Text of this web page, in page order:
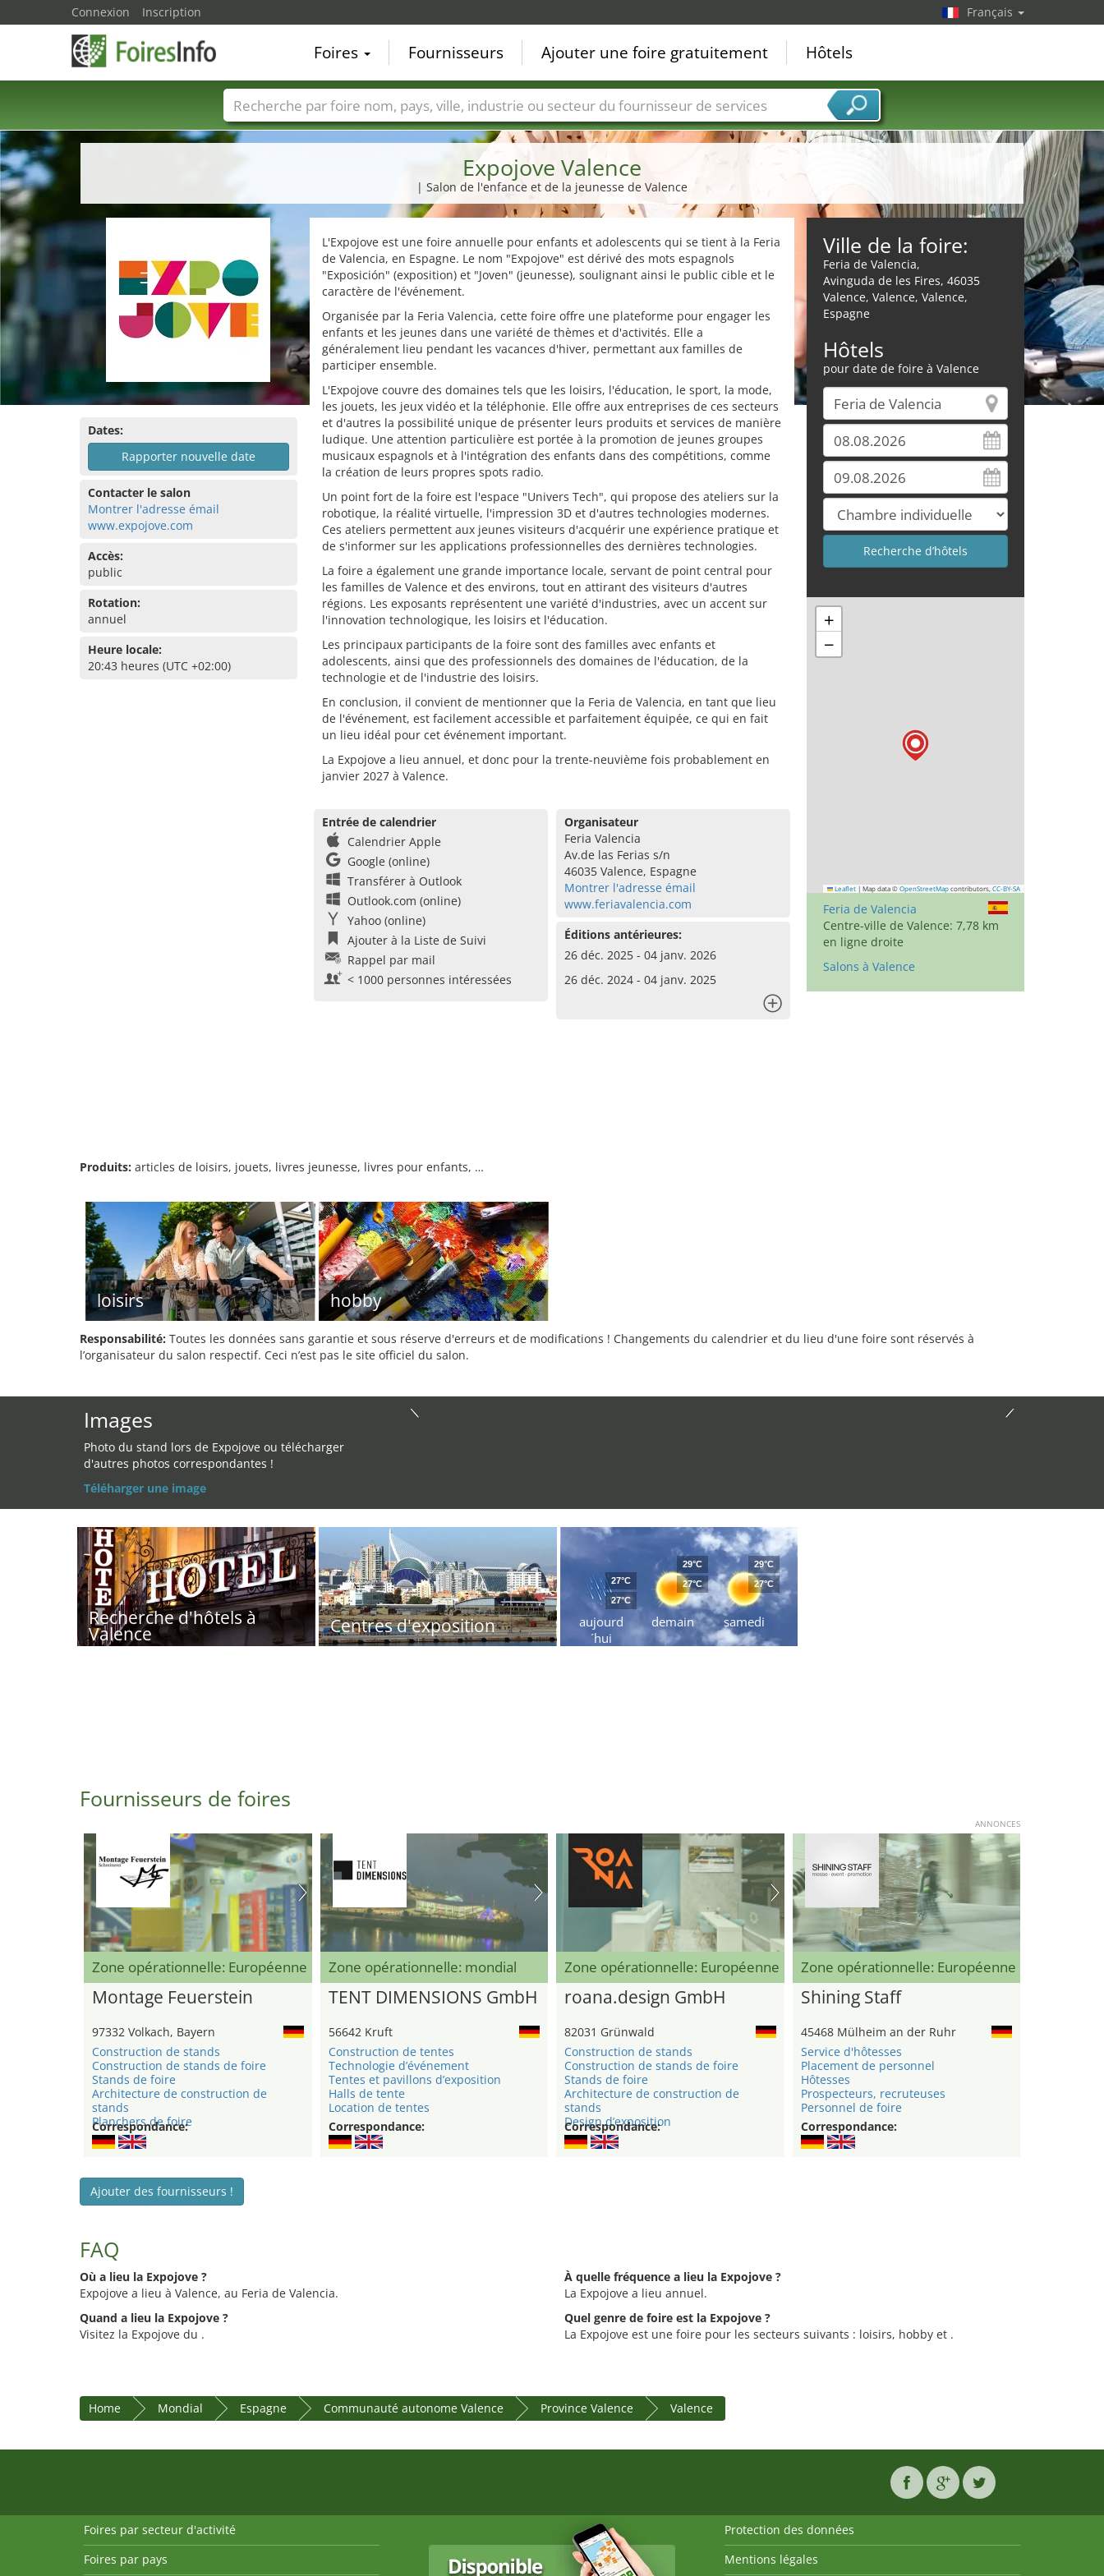
Expojove Valence
| Salon de l'enfance et de la jeunesse de Valence
Dates:
Rapporter nouvelle date
Contacter le salon
Montrer l'adresse émail
www.expojove.com
Accès:
public
Rotation:
annuel
Heure locale:
20:43 heures (UTC +02:00)
L'Expojove est une foire annuelle pour enfants et adolescents qui se tient à la Feria
de Valencia, en Espagne. Le nom "Expojove" est dérivé des mots espagnols
"Exposición" (exposition) et "Joven" (jeunesse), soulignant ainsi le public cible et le
caractère de l'événement.
Organisée par la Feria Valencia, cette foire offre une plateforme pour engager les
enfants et les jeunes dans une variété de thèmes et d'activités. Elle a
généralement lieu pendant les vacances d'hiver, permettant aux familles de
participer ensemble.
L'Expojove couvre des domaines tels que les loisirs, l'éducation, le sport, la mode,
les jouets, les jeux vidéo et la téléphonie. Elle offre aux entreprises de ces secteurs
et d'autres la possibilité unique de présenter leurs produits et services de manière
ludique. Une attention particulière est portée à la promotion de jeunes groupes
musicaux espagnols et à l'intégration des enfants dans des compétitions, comme
la création de leurs propres spots radio.
Un point fort de la foire est l'espace "Univers Tech", qui propose des ateliers sur la
robotique, la réalité virtuelle, l'impression 3D et d'autres technologies modernes.
Ces ateliers permettent aux jeunes visiteurs d'acquérir une expérience pratique et
de s'informer sur les applications professionnelles des dernières technologies.
La foire a également une grande importance locale, servant de point central pour
les familles de Valence et des environs, tout en attirant des visiteurs d'autres
régions. Les exposants représentent une variété d'industries, avec un accent sur
l'innovation technologique, les loisirs et l'éducation.
Les principaux participants de la foire sont des familles avec enfants et
adolescents, ainsi que des professionnels des domaines de l'éducation, de la
technologie et de l'industrie des loisirs.
En conclusion, il convient de mentionner que la Feria de Valencia, en tant que lieu
de l'événement, est facilement accessible et parfaitement équipée, ce qui en fait
un lieu idéal pour cet événement important.
La Expojove a lieu annuel, et donc pour la trente-neuvième fois probablement en
janvier 2027 à Valence.
Entrée de calendrier
Calendrier Apple
Google (online)
Transférer à Outlook
Outlook.com (online)
Yahoo (online)
Ajouter à la Liste de Suivi
Rappel par mail
< 1000 personnes intéressées
Organisateur
Feria Valencia
Av.de las Ferias s/n
46035 Valence, Espagne
Montrer l'adresse émail
www.feriavalencia.com
Éditions antérieures:
26 déc. 2025 - 04 janv. 2026
26 déc. 2024 - 04 janv. 2025
Ville de la foire:
Feria de Valencia,
Avinguda de les Fires, 46035
Valence, Valence, Valence,
Espagne
Hôtels
pour date de foire à Valence
+
−
Leaflet | Map data © OpenStreetMap contributors, CC-BY-SA
Feria de Valencia
Centre-ville de Valence: 7,78 km
en ligne droite
Salons à Valence
Produits: articles de loisirs, jouets, livres jeunesse, livres pour enfants, …
loisirs hobby
Responsabilité: Toutes les données sans garantie et sous réserve d'erreurs et de modifications ! Changements du calendrier et du lieu d'une foire sont réservés à
l’organisateur du salon respectif. Ceci n’est pas le site officiel du salon.
Images
Photo du stand lors de Expojove ou télécharger
d'autres photos correspondantes !
Téléharger une image
Recherche d'hôtels à
Valence Centres d'exposition
aujourd
´hui
27°C
27°C
demain
29°C
27°C
samedi
29°C
27°C
Fournisseurs de foires
ANNONCES
Zone opérationnelle: Européenne
Montage Feuerstein
97332 Volkach, Bayern
Construction de stands
Construction de stands de foire
Stands de foire
Architecture de construction de
stands
Planchers de foire
Correspondance:
Zone opérationnelle: mondial
TENT DIMENSIONS GmbH
56642 Kruft
Construction de tentes
Technologie d’événement
Tentes et pavillons d’exposition
Halls de tente
Location de tentes
Correspondance:
Zone opérationnelle: Européenne
roana.design GmbH
82031 Grünwald
Construction de stands
Construction de stands de foire
Stands de foire
Architecture de construction de
stands
Design d’exposition
Correspondance:
Zone opérationnelle: Européenne
Shining Staff
45468 Mülheim an der Ruhr
Service d'hôtesses
Placement de personnel
Hôtesses
Prospecteurs, recruteuses
Personnel de foire
Correspondance:
Ajouter des fournisseurs !
FAQ
Où a lieu la Expojove ?
Expojove a lieu à Valence, au Feria de Valencia.
Quand a lieu la Expojove ?
Visitez la Expojove du .
À quelle fréquence a lieu la Expojove ?
La Expojove a lieu annuel.
Quel genre de foire est la Expojove ?
La Expojove est une foire pour les secteurs suivants : loisirs, hobby et .
Home Mondial Espagne Communauté autonome Valence Province Valence Valence
Connexion Inscription Français
Foires Fournisseurs Ajouter une foire gratuitement Hôtels
Foire noms Pays Villes Secteurs de foire Secteurs du fournisseur de services
Foires par secteur d'activité
Foires par pays
Protection des données
Mentions légales